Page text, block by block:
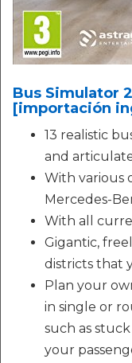
Bus Simulator
[importación
13 realistic
and
With various
Mercedes-
With all
Gigantic,
districts that
Plan your
in single or
such as
your